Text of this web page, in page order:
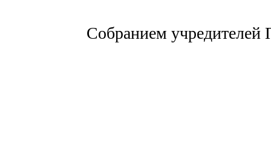
Собранием учредителей